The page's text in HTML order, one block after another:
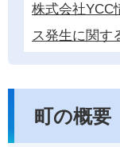
株式会社YCC
ス発生に関す
町の概要